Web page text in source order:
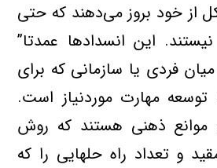
از خود بروز می‌دهند كه حتی
این انسدادها عمدتا”
فردی یا سازمانی كه برای
توسعه مهارت موردنیاز است.
موانع ذهنی هستند كه روش
و تعداد راه حلهایی را كه